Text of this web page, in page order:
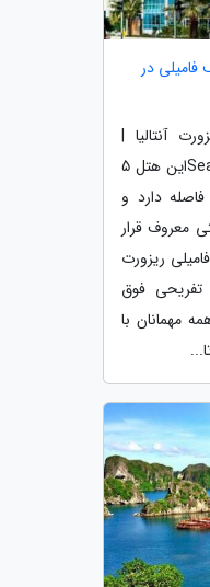
لایف فامیلی در
آنتالیا |
Sealife Family Resort Hotelاین هتل 5
دریا فاصله دارد و
معروف قرار
ریزورت
تفریحی فوق
مهمانان با